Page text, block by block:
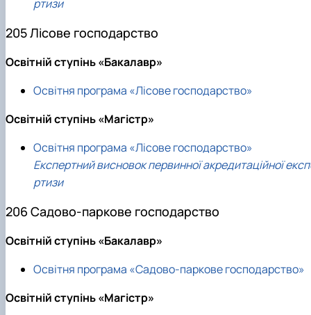
ртизи
205 Лісове господарство
Освітній ступінь «Бакалавр»
Освітня програма «Лісове господарство»
Освітній ступінь «Магістр»
Освітня програма «Лісове господарство»
Експертний висновок первинної акредитаційної
ртизи
206 Садово-паркове господарство
Освітній ступінь «Бакалавр»
Освітня програма «Садово-паркове господарство»
Освітній ступінь «Магістр»